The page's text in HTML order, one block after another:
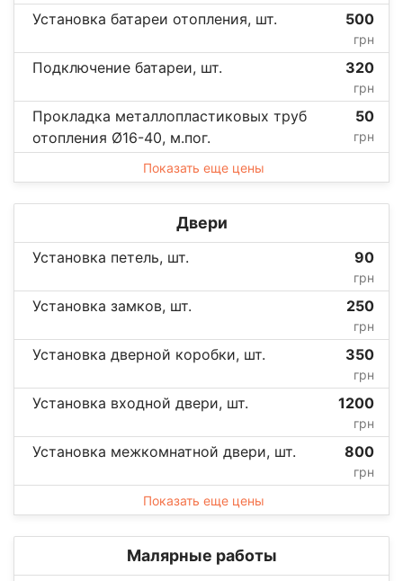
Установка батареи отопления, шт. 500
грн
Подключение батареи, шт. 320
грн
Прокладка металлопластиковых труб
отопления Ø16-40, м.пог.
50
грн
Показать еще цены
Двери
Установка петель, шт. 90
грн
Установка замков, шт. 250
грн
Установка дверной коробки, шт. 350
грн
Установка входной двери, шт. 1200
грн
Установка межкомнатной двери, шт. 800
грн
Показать еще цены
Малярные работы